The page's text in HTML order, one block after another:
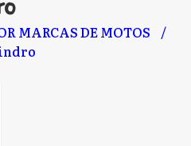
MARCAS DE MOTOS